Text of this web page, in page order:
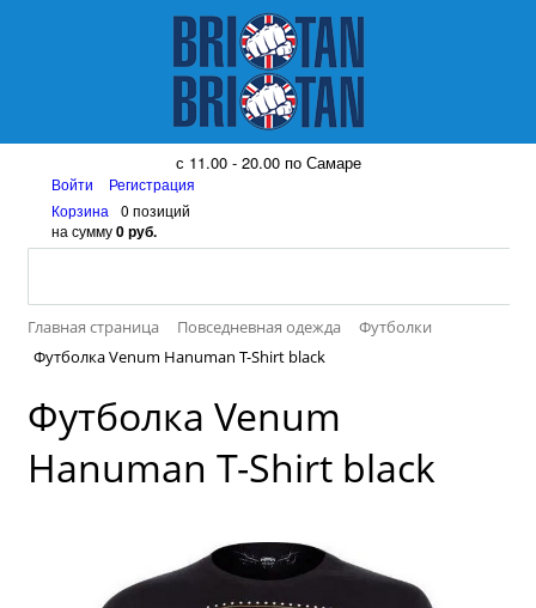
8 (917) 161 08 99
с 11.00 - 20.00 по Самаре
Войти
Регистрация
Корзина
0 позиций
на сумму0 руб.
Главная страница Повседневная одежда
Футболки
Футболка Venum Hanuman T-Shirt black
Футболка Venum
Hanuman T-Shirt black